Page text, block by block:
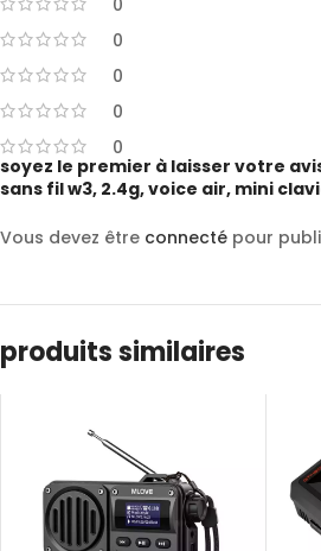
0
0
0
0
0
soyez le premier à laisser votre
sans fil w3, 2.4g, voice air, mini
Vous devez être connecté pour
produits similaires